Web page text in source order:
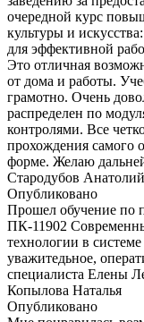
очередной курс
культуры и
для эффективной
Это отличная
от дома и работы.
грамотно. Очень
распределен по
контролями. Все
прохождения самого
форме. Желаю
Стародубов
Опубликовано
Прошел обучение по
ПК-11902
технологии в
уважитедьное,
специалиста Елены
Копылова Наталья
Опубликовано